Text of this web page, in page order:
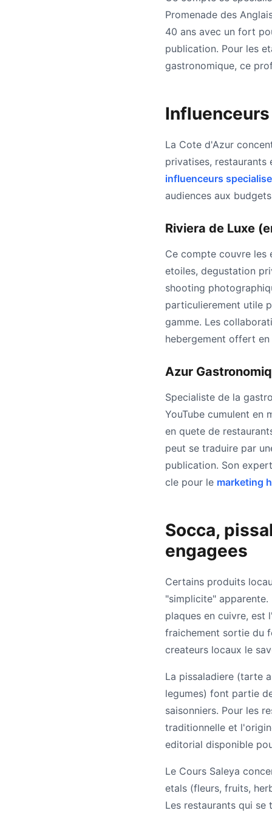
Promenade des
40 ans avec un fort
publication. Pour les
gastronomique, ce
La Cote d'Azur
privatises, restaurants
influenceurs
audiences aux
Riviera de Luxe
Ce compte couvre les
etoiles, degustation
shooting
particulierement utile
gamme. Les
hebergement offert
Azur
Specialiste de la
YouTube cumulent en
en quete de
peut se traduire par
publication. Son
cle pour le marketing
Socca,
engagees
Certains produits
"simplicite"
plaques en cuivre, est
fraichement sortie du
createurs locaux le
La pissaladiere (tarte
legumes) font partie
saisonniers. Pour les
traditionnelle et
editorial disponible
Le Cours Saleya
etals (fleurs, fruits,
Les restaurants qui se